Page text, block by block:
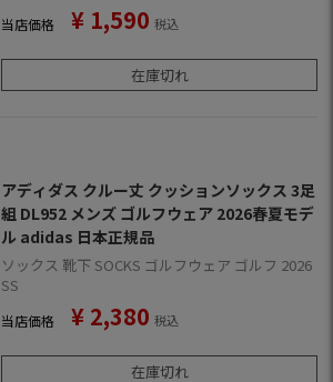
当店価格 ¥ 1,590 税込
在庫切れ
アディダス クルー丈 クッションソックス 3足
組 DL952 メンズ ゴルフウェア 2026春夏モデ
ル adidas 日本正規品
ソックス 靴下 SOCKS ゴルフウェア ゴルフ 2026
SS
当店価格 ¥ 2,380 税込
在庫切れ